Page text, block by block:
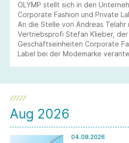
OLYMP stellt sich in den
Corporate Fashion und Private
An die Stelle von Andreas Telahr
Vertriebsprofi Stefan Klieber,
Geschäftseinheiten Corporate
Label bei der Modemarke
Aug 2026
04.08.2026